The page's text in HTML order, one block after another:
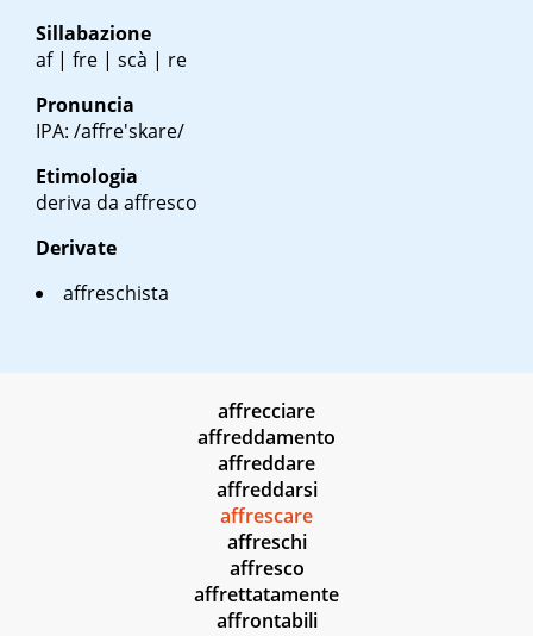
Sillabazione
af | fre | scà | re
Pronuncia
IPA: /affre'skare/
Etimologia
deriva da affresco
Derivate
affreschista
affrecciare
affreddamento
affreddare
affreddarsi
affrescare
affreschi
affresco
affrettatamente
affrontabili